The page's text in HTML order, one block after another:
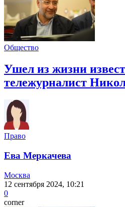
Общество
Ушел из жизни
тележурналист
Право
Ева Меркачева
Москва
12 сентября 2024, 10:21
0
corner